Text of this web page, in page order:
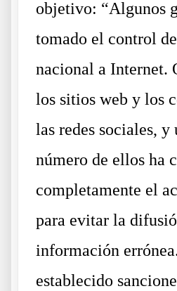
objetivo: “Algunos
tomado el control
nacional a Internet.
los sitios web y los
las redes sociales, y
número de ellos ha
completamente el
para evitar la
información
establecido